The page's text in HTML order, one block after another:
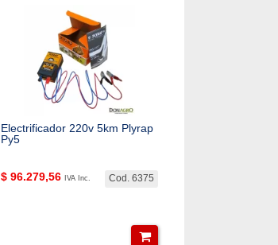
Electrificador 220v 5km Plyrap
Py5
Cod. 6375
$ 96.279,56 IVA Inc.